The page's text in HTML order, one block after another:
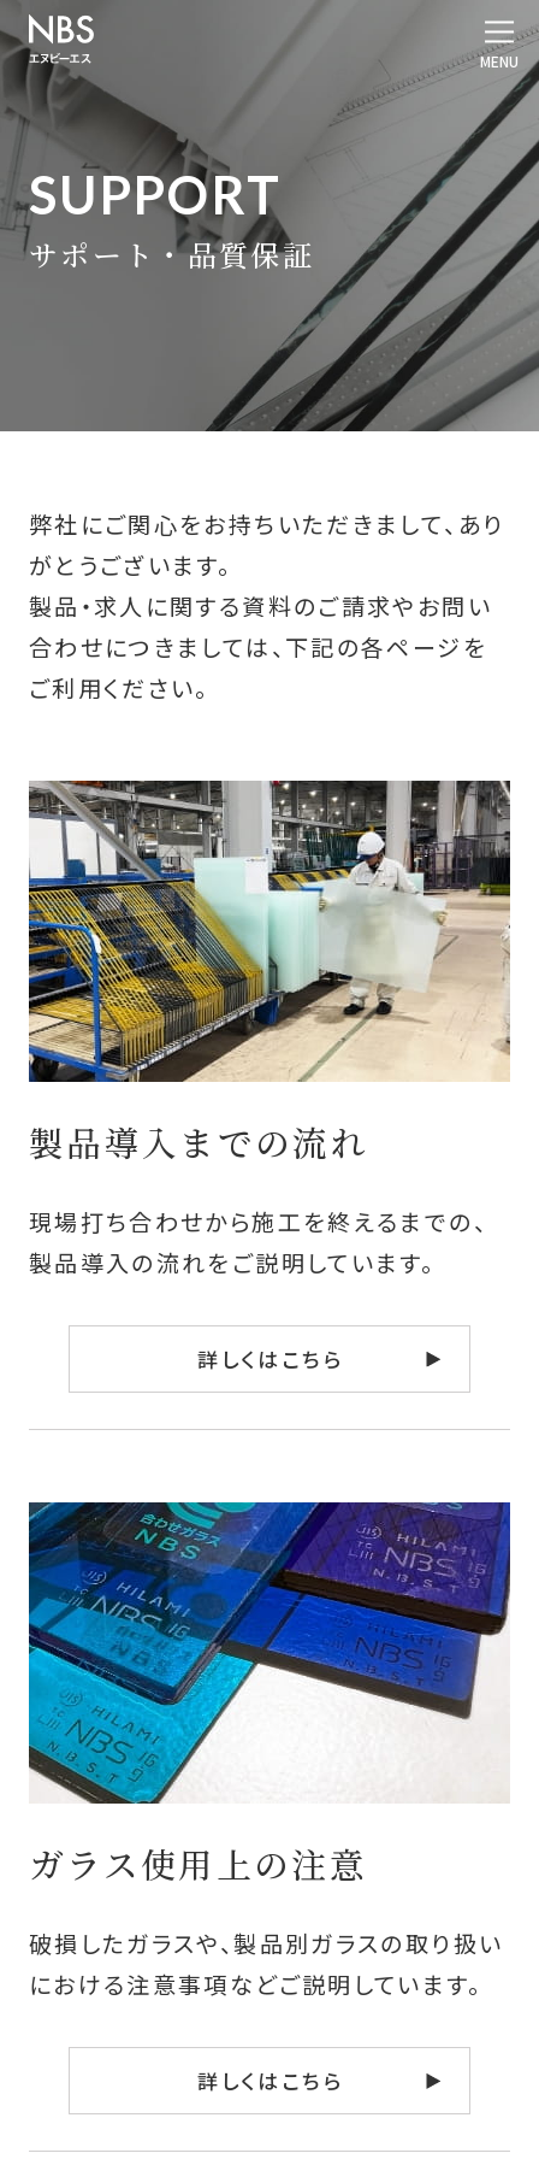
SUPPORT
サポート・品質保証
弊社にご関心をお持ちいただきまして、あり
がとうございます。
製品・求人に関する資料のご請求やお問い
合わせにつきましては、下記の各ページを
ご利用ください。
製品導入までの流れ
現場打ち合わせから施工を終えるまでの、
製品導入の流れをご説明しています。
詳しくはこちら
ガラス使用上の注意
破損したガラスや、製品別ガラスの取り扱い
における注意事項などご説明しています。
詳しくはこちら